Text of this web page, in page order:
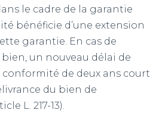
le cadre de la garantie
bénéficie d’une extension
garantie. En cas de
un nouveau délai de
de deux ans court
du bien de
L. 217-13).